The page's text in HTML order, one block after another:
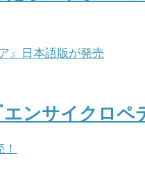
ンサイクロペ